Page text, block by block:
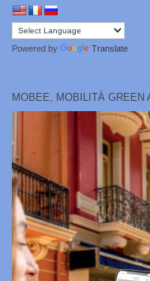
Powered by Translate
MOBEE, MOBILITÀ GREEN